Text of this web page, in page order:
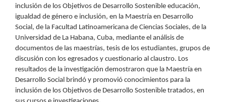
inclusión de los Objetivos de Desarrollo Sostenible educación,
igualdad de género e inclusión, en la Maestría en Desarrollo
Social, de la Facultad Latinoamericana de Ciencias Sociales, de la
Universidad de La Habana, Cuba, mediante el análisis de
documentos de las maestrías, tesis de los estudiantes, grupos de
discusión con los egresados y cuestionario al claustro. Los
resultados de la investigación demostraron que la Maestría en
Desarrollo Social brindó y promovió conocimientos para la
inclusión de los Objetivos de Desarrollo Sostenible tratados, en